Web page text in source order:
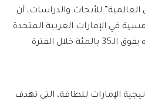
العالمية” للأبحاث والدراسات، أن
في الإمارات العربية المتحدة
بمعدل نمو سنوي مركب قدره يفوق الـ35 بالمئة خلال الفترة
الإمارات للطاقة، التي تهدف